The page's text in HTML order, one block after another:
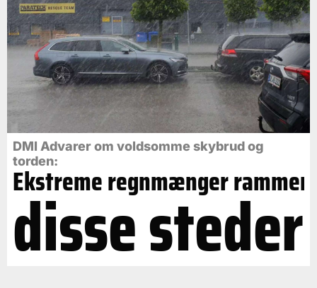
DMI Advarer om voldsomme skybrud og
torden:
Ekstreme regnmænger rammer
disse steder